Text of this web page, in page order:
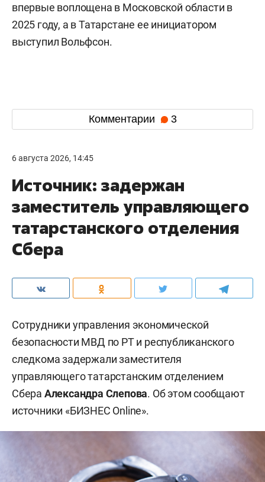
впервые воплощена в Московской области в
2025 году, а в Татарстане ее инициатором
выступил Вольфсон.
Комментарии 3
6 августа 2026, 14:45
Источник: задержан
заместитель управляющего
татарстанского отделения
Сбера
Сотрудники управления экономической
безопасности МВД по РТ и республиканского
следкома задержали заместителя
управляющего татарстанским отделением
Сбера Александра Слепова. Об этом сообщают
источники «БИЗНЕС Online».